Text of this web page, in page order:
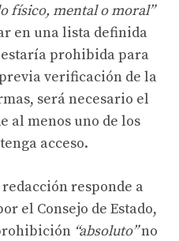
físico, mental o moral”
en una lista definida
prohibida para
verificación de la
será necesario el
al menos uno de los
acceso.
responde a
el Consejo de Estado,
“absoluto”no